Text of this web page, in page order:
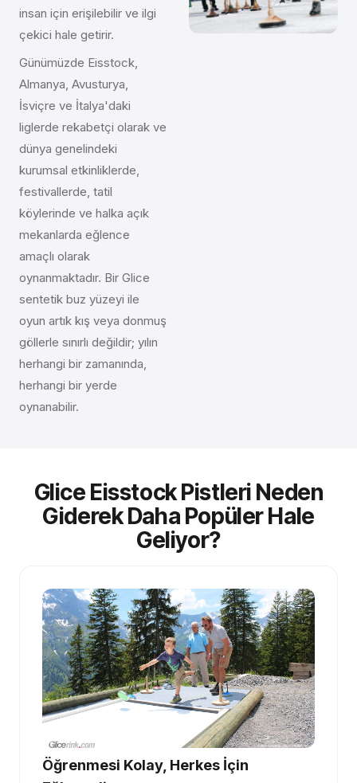
insan için erişilebilir ve ilgi
çekici hale getirir.
Günümüzde Eisstock,
Almanya, Avusturya,
İsviçre ve İtalya'daki
liglerde rekabetçi olarak ve
dünya genelindeki
kurumsal etkinliklerde,
festivallerde, tatil
köylerinde ve halka açık
mekanlarda eğlence
amaçlı olarak
oynanmaktadır. Bir Glice
sentetik buz yüzeyi ile
oyun artık kış veya donmuş
göllerle sınırlı değildir; yılın
herhangi bir zamanında,
herhangi bir yerde
oynanabilir.
Glice Eisstock Pistleri Neden
Giderek Daha Popüler Hale
Geliyor?
Öğrenmesi Kolay, Herkes İçin